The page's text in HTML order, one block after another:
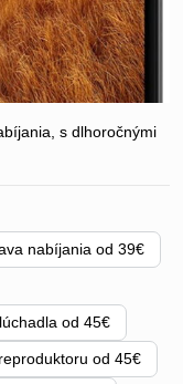
s dlhoročnými
nabíjania od 39€
od 45€
od 45€